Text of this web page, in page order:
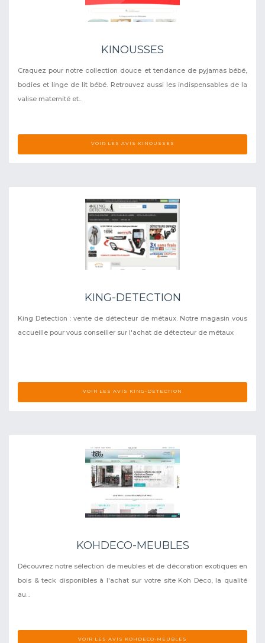
KINOUSSES
Craquez pour notre collection douce et tendance de pyjamas bébé,
bodies et linge de lit bébé. Retrouvez aussi les indispensables de la
valise maternité et...
VOIR LES AVIS KINOUSSES
KING-DETECTION
King Detection : vente de détecteur de métaux. Notre magasin vous
accueille pour vous conseiller sur l'achat de détecteur de métaux
VOIR LES AVIS KING-DETECTION
KOHDECO-MEUBLES
Découvrez notre sélection de meubles et de décoration exotiques en
bois & teck disponibles à l'achat sur votre site Koh Deco, la qualité
au...
VOIR LES AVIS KOHDECO-MEUBLES